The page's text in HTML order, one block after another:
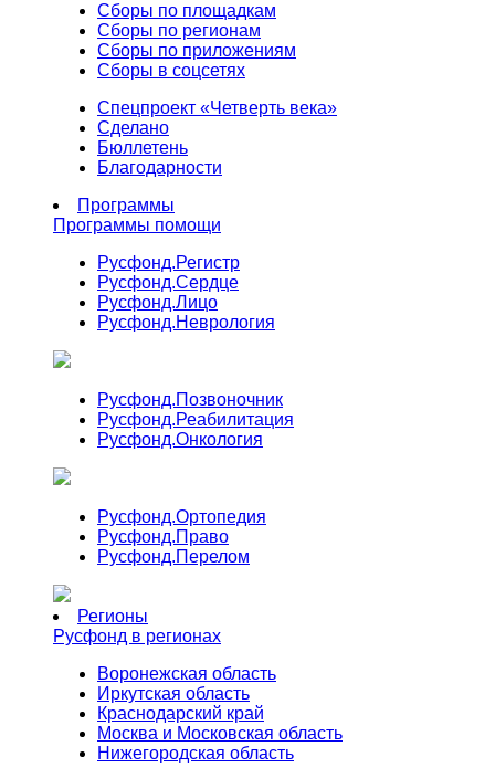
Сборы по площадкам
Сборы по регионам
Сборы по приложениям
Сборы в соцсетях
Спецпроект «Четверть века»
Сделано
Бюллетень
Благодарности
Программы
Программы помощи
Русфонд.Регистр
Русфонд.Сердце
Русфонд.Лицо
Русфонд.Неврология
Русфонд.Позвоночник
Русфонд.Реабилитация
Русфонд.Онкология
Русфонд.Ортопедия
Русфонд.Право
Русфонд.Перелом
Регионы
Русфонд в регионах
Воронежская область
Иркутская область
Краснодарский край
Москва и Московская область
Нижегородская область